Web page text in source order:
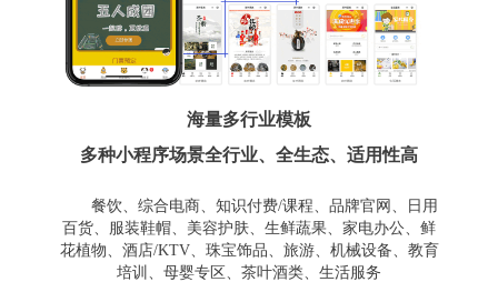
海量多行业模板
多种小程序场景全行业、全生态、适用性高
餐饮、综合电商、知识付费/课程、品牌官网、日用
百货、服装鞋帽、美容护肤、生鲜蔬果、家电办公、鲜
花植物、酒店/KTV、珠宝饰品、旅游、机械设备、教育
培训、母婴专区、茶叶酒类、生活服务